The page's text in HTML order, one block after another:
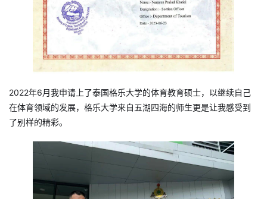
2022年6月我申请上了泰国格乐大学的体育教育硕士，以继续自己
在体育领域的发展，格乐大学来自五湖四海的师生更是让我感受到
了别样的精彩。